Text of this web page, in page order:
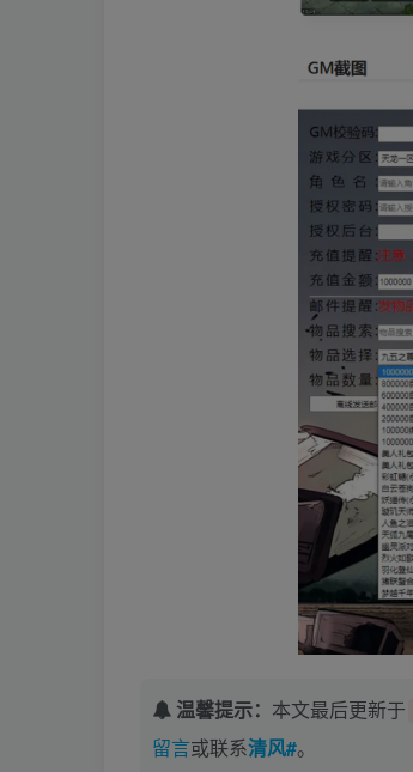
温馨提示： 本文最后更新于
留言或联系清风#。